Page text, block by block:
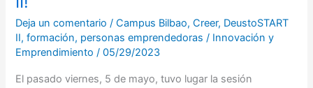
Deja un comentario /Campus Bilbao,Creer, DeustoSTART
II,formación, personas emprendedoras / Innovación y
Emprendimiento/05/29/2023
El pasado viernes, 5 de mayo, tuvo lugar la sesión